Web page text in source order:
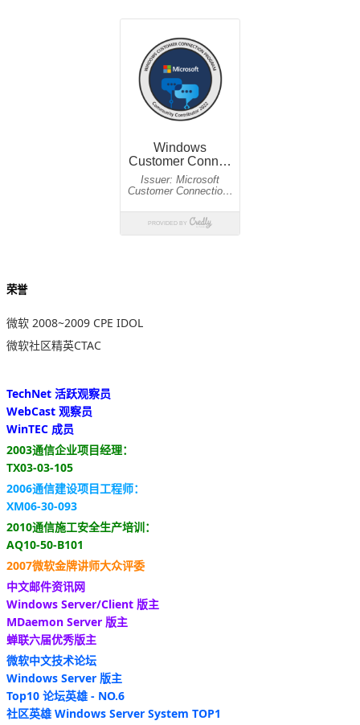
荣誉
微软 2008~2009 CPE IDOL
微软社区精英CTAC
TechNet 活跃观察员
WebCast 观察员
WinTEC 成员
2003通信企业项目经理：
TX03-03-105
2006通信建设项目工程师：
XM06-30-093
2010通信施工安全生产培训：
AQ10-50-B101
2007微软金牌讲师大众评委
中文邮件资讯网
Windows Server/Client 版主
MDaemon Server 版主
蝉联六届优秀版主
微软中文技术论坛
Windows Server 版主
Top10 论坛英雄 - NO.6
社区英雄 Windows Server System TOP1